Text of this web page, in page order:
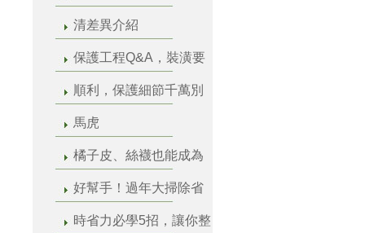
清差異介紹
保護工程Q&A，裝潢要
順利，保護細節千萬別
馬虎
橘子皮、絲襪也能成為
好幫手！過年大掃除省
時省力必學5招，讓你整